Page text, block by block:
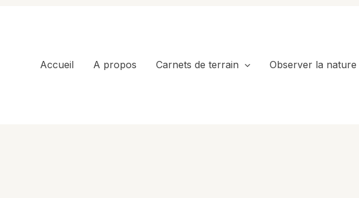
Accueil
A propos Carnets de terrain Observer la nature